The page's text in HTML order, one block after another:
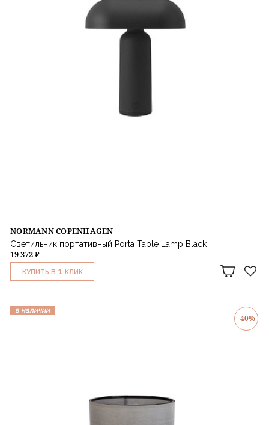
NORMANN COPENHAGEN
Светильник портативный Porta Table Lamp Black
19 372 ₽
КУПИТЬ В 1 КЛИК
в наличии
-40%